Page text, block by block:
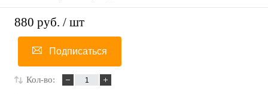
880 руб. / шт
Подписаться
Кол-во: